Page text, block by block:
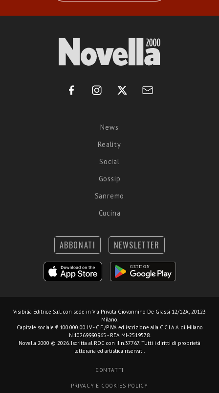
News
Reality
Social
Gossip
Sanremo
Cucina
ABBONATI NEWSLETTER
Visibilia Editrice S.r.l. con sede in Via Privata Giovannino De Grassi 12/12A, 20123
Milano.
Capitale sociale € 100.000,00 I.V. - C.F./P.IVA ed iscrizione alla C.C.I.A.A. di Milano
N.10269990965 - REA MI-2519578.
Novella 2000 © 2026. Iscritta al ROC con il n.37767. Tutti i diritti di proprietà
letteraria ed artistica riservati.
CONTATTI
PRIVACY E COOKIES POLICY